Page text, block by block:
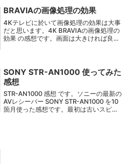
した。
BRAVIAの画像処理の効果
4Kテレビに於いて画像処理の効果は大事
だと思います。4K BRAVIAの画像処理の
効果 の感想です。画面は大きければ良い
SONY STR-AN1000 使ってみた
感想
STR-AN1000 感想 です。ソニーの最新の
AVレシーバー SONY STR-AN1000 を10
箇月使った感想です。最初は古いスピー